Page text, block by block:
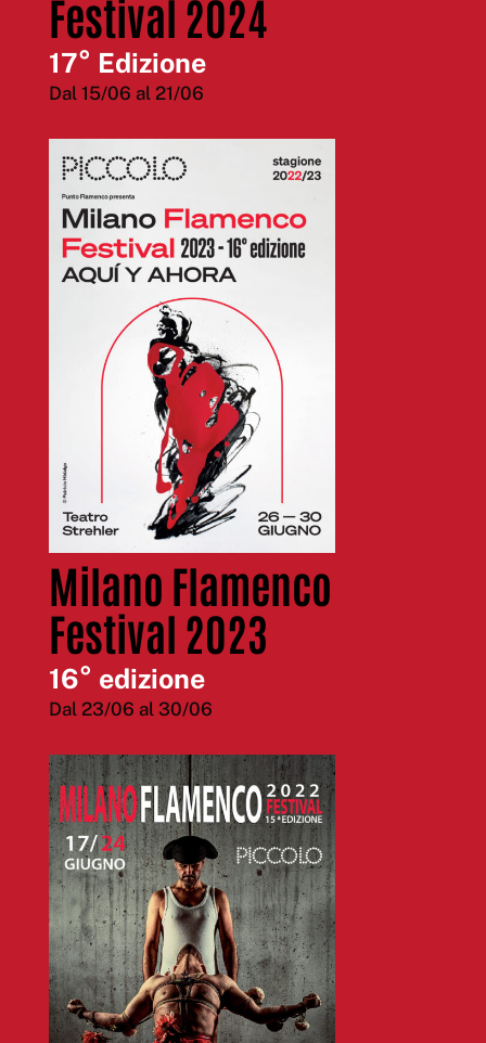
Festival 2024
17° Edizione
Dal 15/06 al 21/06
Milano Flamenco
Festival 2023
16° edizione
Dal 23/06 al 30/06